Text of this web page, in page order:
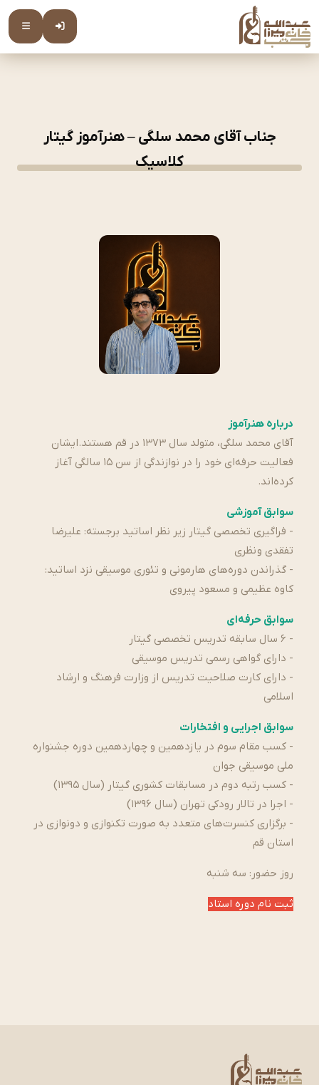
جناب آقای محمد سلگی – هنرآموز گیتار
کلاسیک
درباره هنرآموز
آقای محمد سلگی، متولد سال ۱۳۷۳ در قم هستند.ایشان
فعالیت حرفه‌ای خود را در نوازندگی از سن ۱۵ سالگی آغاز
کرده‌اند.
سوابق آموزشی
- فراگیری تخصصی گیتار زیر نظر اساتید برجسته: علیرضا
تفقدی و نظری
- گذراندن دوره‌های هارمونی و تئوری موسیقی نزد اساتید:
کاوه عظیمی و مسعود پیروی
سوابق حرفه‌ای
- ۶ سال سابقه تدریس تخصصی گیتار
- دارای گواهی رسمی تدریس موسیقی
- دارای کارت صلاحیت تدریس از وزارت فرهنگ و ارشاد
اسلامی
سوابق اجرایی و افتخارات
- کسب مقام سوم در یازدهمین و چهاردهمین دوره جشنواره
ملی موسیقی جوان
- کسب رتبه دوم در مسابقات کشوری گیتار (سال ۱۳۹۵)
- اجرا در تالار رودکی تهران (سال ۱۳۹۶)
- برگزاری کنسرت‌های متعدد به صورت تکنوازی و دونوازی در
استان قم
روز حضور: سه شنبه
ثبت نام دوره استاد